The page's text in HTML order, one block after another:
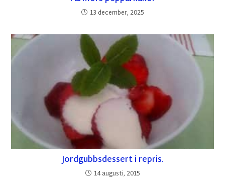
13 december, 2025
Jordgubbsdessert i repris.
14 augusti, 2015